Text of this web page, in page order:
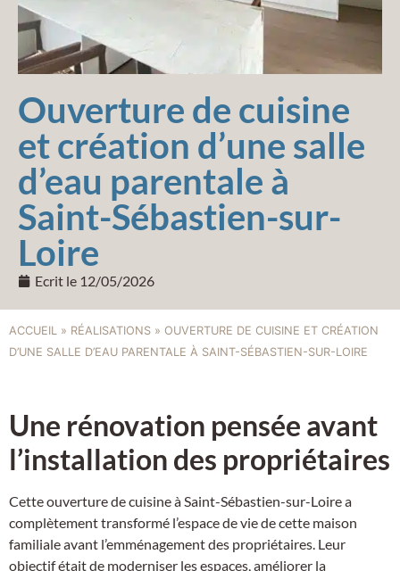
Ouverture de cuisine
et création d’une salle
d’eau parentale à
Saint-Sébastien-sur-
Loire
Ecrit le 12/05/2026
ACCUEIL » RÉALISATIONS » OUVERTURE DE CUISINE ET CRÉATION
D’UNE SALLE D’EAU PARENTALE À SAINT-SÉBASTIEN-SUR-LOIRE
Une rénovation pensée avant
l’installation des propriétaires
Cette ouverture de cuisine à Saint-Sébastien-sur-Loire a
complètement transformé l’espace de vie de cette maison
familiale avant l’emménagement des propriétaires. Leur
objectif était de moderniser les espaces, améliorer la